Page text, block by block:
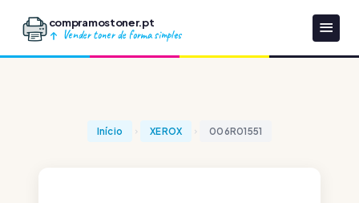
compramostoner.pt
Vender toner de forma simples
Início XEROX 006R01551